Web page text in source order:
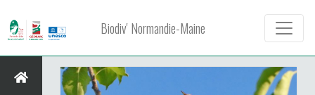
Biodiv' Normandie-Maine